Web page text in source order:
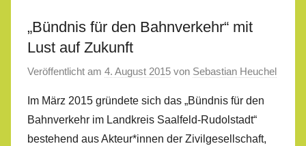
„Bündnis für den Bahnverkehr“ mit
Lust auf Zukunft
Veröffentlicht am 4. August 2015 von Sebastian Heuchel
Im März 2015 gründete sich das „Bündnis für den
Bahnverkehr im Landkreis Saalfeld-Rudolstadt“
bestehend aus Akteur*innen der Zivilgesellschaft,